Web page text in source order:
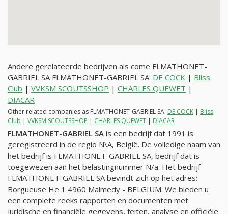
Andere gerelateerde bedrijven als come FLMATHONET-
GABRIEL SA FLMATHONET-GABRIEL SA: DE COCK | Bliss
Club | VVKSM SCOUTSSHOP | CHARLES QUEWET |
DIACAR
Other related companies as FLMATHONET-GABRIEL SA: DE COCK | Bliss
Club | VVKSM SCOUTSSHOP | CHARLES QUEWET | DIACAR
FLMATHONET-GABRIEL SA is een bedrijf dat 1991 is
geregistreerd in de regio N\A, België. De volledige naam van
het bedrijf is FLMATHONET-GABRIEL SA, bedrijf dat is
toegewezen aan het belastingnummer N/a. Het bedrijf
FLMATHONET-GABRIEL SA bevindt zich op het adres:
Borgueuse He 1 4960 Malmedy - BELGIUM. We bieden u
een complete reeks rapporten en documenten met
juridische en financiële gegevens, feiten, analyse en officiële